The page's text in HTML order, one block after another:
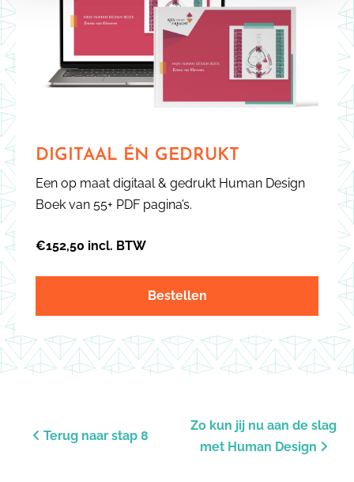
DIGITAAL ÉN GEDRUKT
Een op maat digitaal & gedrukt Human Design
Boek van 55+ PDF pagina’s.
€152,50 incl. BTW
Bestellen
Terug naar stap 8
Zo kun jij nu aan de slag
met Human Design